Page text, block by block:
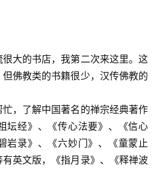
大的书店，我第二次来这里。这
佛教类的书籍很少，汉传佛教的
，了解中国著名的禅宗经典著作
坛经》、《传心法要》、《信心
岩录》、《六妙门》、《童蒙止
英文版，《指月录》、《释禅波